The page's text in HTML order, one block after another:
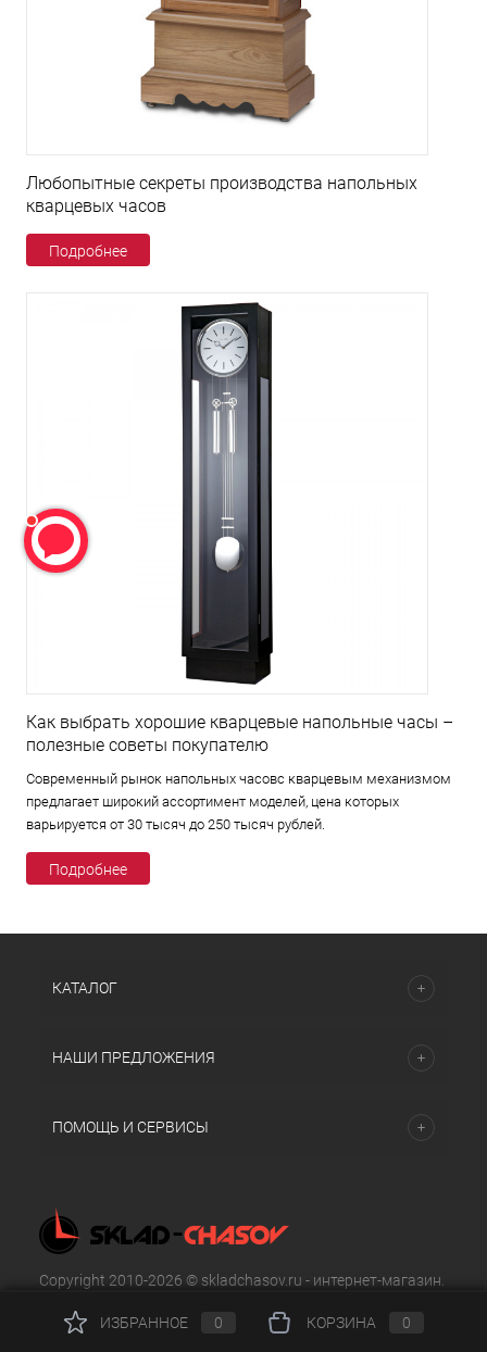
Любопытные секреты производства напольных
кварцевых часов
Подробнее
Как выбрать хорошие кварцевые напольные часы –
полезные советы покупателю
Современный рынок напольных часовс кварцевым механизмом
предлагает широкий ассортимент моделей, цена которых
варьируется от 30 тысяч до 250 тысяч рублей.
Подробнее
КАТАЛОГ
НАШИ ПРЕДЛОЖЕНИЯ
ПОМОЩЬ И СЕРВИСЫ
Copyright 2010-2026 © skladchasov.ru - интернет-магазин.
ИЗБРАННОЕ 0 КОРЗИНА 0